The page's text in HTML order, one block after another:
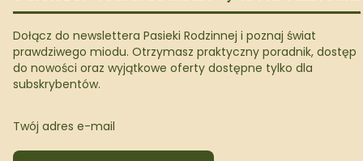
Dołącz do newslettera Pasieki Rodzinnej i poznaj świat
prawdziwego miodu. Otrzymasz praktyczny poradnik, dostęp
do nowości oraz wyjątkowe oferty dostępne tylko dla
subskrybentów.
Twój adres e-mail